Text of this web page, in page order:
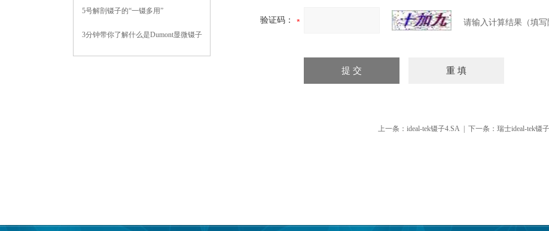
5号解剖镊子的“一镊多用”
3分钟带你了解什么是Dumont显微镊子
验证码： 请输入计算结果（填
上一条： ideal-tek镊子4.SA | 下一条： 瑞士ideal-tek镊